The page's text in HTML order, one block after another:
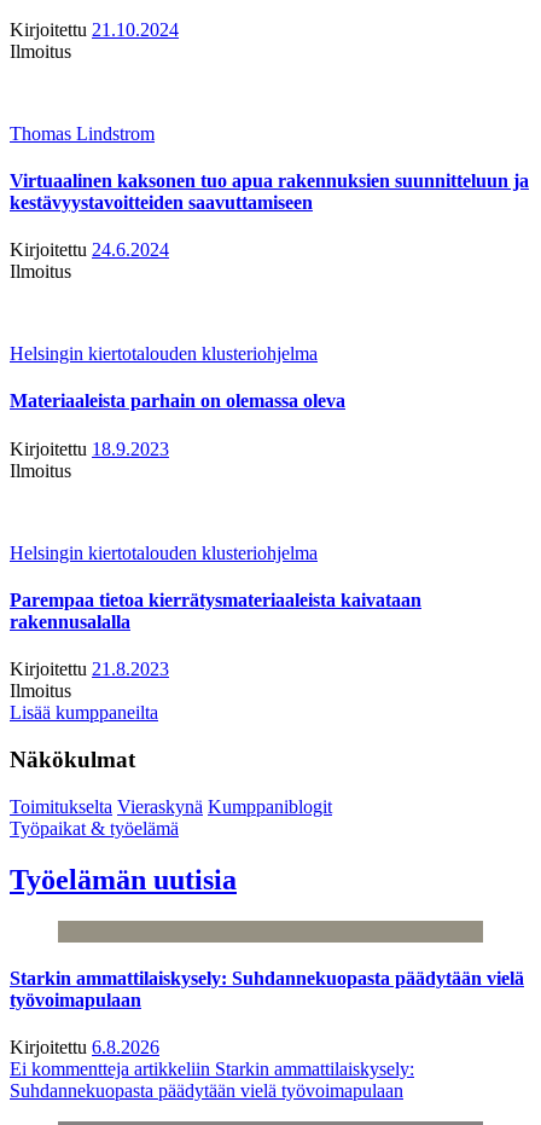
Kirjoitettu 21.10.2024
Ilmoitus
Thomas Lindstrom
Virtuaalinen kaksonen tuo apua rakennuksien suunnitteluun ja
kestävyystavoitteiden saavuttamiseen
Kirjoitettu 24.6.2024
Ilmoitus
Helsingin kiertotalouden klusteriohjelma
Materiaaleista parhain on olemassa oleva
Kirjoitettu 18.9.2023
Ilmoitus
Helsingin kiertotalouden klusteriohjelma
Parempaa tietoa kierrätysmateriaaleista kaivataan
rakennusalalla
Kirjoitettu 21.8.2023
Ilmoitus
Lisää kumppaneilta
Näkökulmat
Toimitukselta Vieraskynä Kumppaniblogit
Työpaikat & työelämä
Työelämän uutisia
Starkin ammattilaiskysely: Suhdannekuopasta päädytään vielä
työvoimapulaan
Kirjoitettu 6.8.2026
Ei kommentteja artikkeliin Starkin ammattilaiskysely:
Suhdannekuopasta päädytään vielä työvoimapulaan